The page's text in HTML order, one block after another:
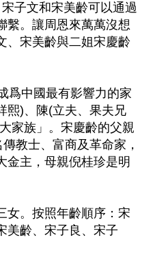
子文和宋美齡可以通過
繫。讓周恩來萬萬沒想
、宋美齡與二姐宋慶齡
爲中國最有影響力的家
熙)、陳(立夫、果夫兄
家族」。宋慶齡的父親
教士、富商及革命家，
金主，母親倪桂珍是明
女。按照年齡順序：宋
美齡、宋子良、宋子